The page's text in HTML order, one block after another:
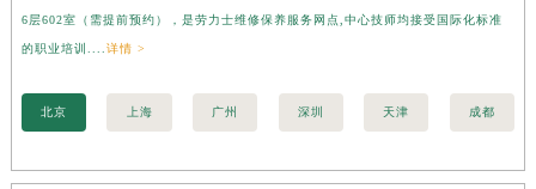
6层602室（需提前预约），是劳力士维修保养服务网点,中心技师均接受国际化标准
的职业培训....详情 >
北京 上海 广州 深圳 天津 成都